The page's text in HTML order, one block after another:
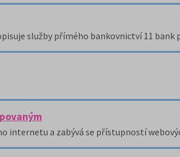
služby přímého bankovnictví 11 bank
internetu a zabývá se přístupností